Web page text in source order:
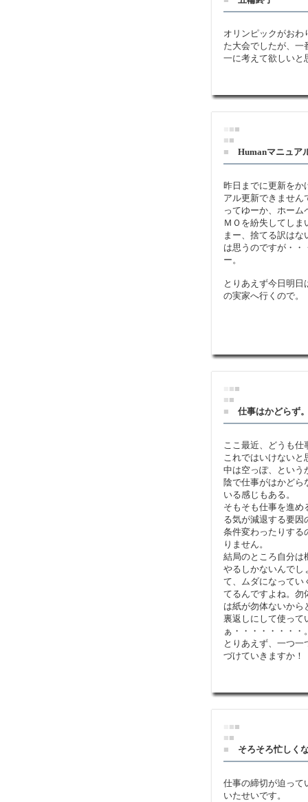
オリンピックがおわ
た大会でしたが、一
一に考えて欲しいと
■■
■■
■
Humanマニュア
昨日までに更新をか
アル更新できません
ってゆーか、ホー
ＭＯを紛失してし
まー、捨てる訳は
は思うのですが・・
ー。
とりあえず今日明
の実家へ行くので。
■■
■■
■
仕事はかどらず
ここ最近、どうも仕
これではいけないと
中は空っぽ、という
陰で仕事がはかどら
いる感じもある。
そもそも仕事を進め
る気が減退する要因
条件変わったりする
りません。
結局のところ自分は
やるしかないんでし
て、ムダになってい
てるんですよね。勿
は紙が勿体ないから
裏返しにして使って
ぁ・・・・・・・・
とりあえず、一つ
づけていきますか！
■■
■■
■
そろそろ忙しく
仕事の締切が迫って
いたせいです。